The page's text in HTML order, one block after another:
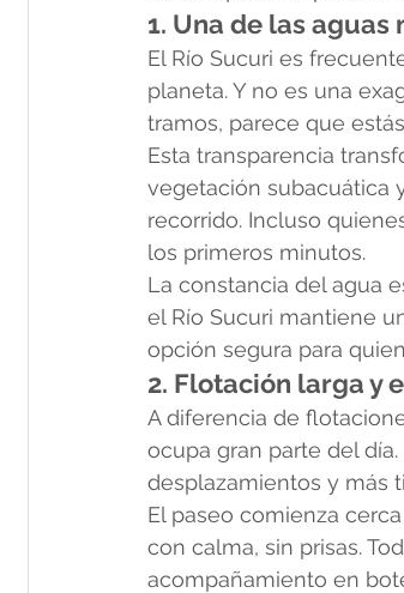
1. Una de las
El Río Sucuri es
planeta. Y no es una
tramos, parece que
Esta transparencia
vegetación subacuática
recorrido. Incluso
los primeros minutos.
La constancia del agua
el Río Sucuri mantiene
opción segura para
2. Flotación larga y
A diferencia de
ocupa gran parte del
desplazamientos y más
El paseo comienza
con calma, sin prisas.
acompañamiento en